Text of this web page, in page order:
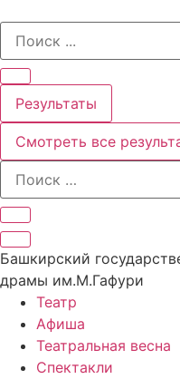
содержимому
Search
Результаты
Смотреть все
Башкирский
драмы им.М.Гафури
Театр
Афиша
Театральная весна
Спектакли